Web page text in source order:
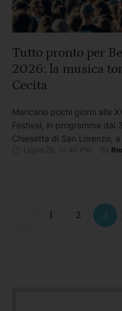
Tutto pronto per
2026: la musica
Cecita
Mancano pochi giorni alla
Festival, in programma dal
Chiesetta di San Lorenzo,
Camigliatello Silano, nel
1 2 3